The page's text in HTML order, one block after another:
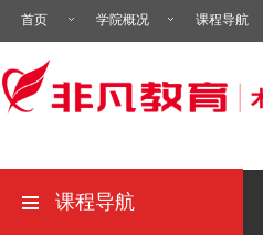
首页 学院概况 课程导航
课程导航